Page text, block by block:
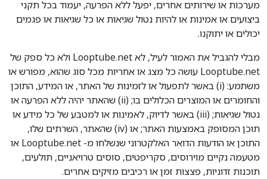
מערכות או שירותים אחרים, יפעל ללא הפרעה, יעמוד בכל תקני
ביצועים או אמינות או להיות נטול שגיאות או כל שגיאות או פגמים
יכולים או יתוקנו.
מבלי להגביל את האמור לעיל, לא Looptube.net ולא כל ספק של
Looptube.net עושה כל מצג או אחריות מכל סוג שהוא, מפורש או
משתמע: (i) באשר לתפעול או לזמינות של האתר, או המידע, התוכן
והחומרים או המוצרים הכלולים בו; (ii) שהאתר יהיה ללא הפרעה או
נטול שגיאות; (iii) באשר לדיוק, לאמינות או למטבע של כל מידע או
תוכן המסופק באמצעות האתר; או (iv) שהאתר, השרתים שלו,
התוכן או הודעות הדואר האלקטרוני שנשלחו מ- Looptube.net או
מטעמה נקיים מוירוסים, סקריפטים, סוסים טרויאניים, תולעים,
תוכנות זדוניות, פצצות זמן או רכיבים מזיקים אחרים.